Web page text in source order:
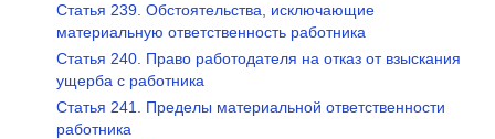
Статья 239. Обстоятельства, исключающие
материальную ответственность работника
Статья 240. Право работодателя на отказ от взыскания
ущерба с работника
Статья 241. Пределы материальной ответственности
работника